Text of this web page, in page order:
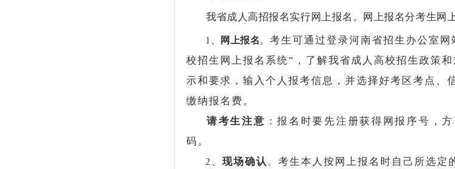
我省成人高招报名实行网上报名。网上报名分考生网
1、 网上报名。 考生可通过登录河南省招生办公室
校招生网上报名系统”，了解我省成人高校招生政策
示和要求，输入个人报考信息，并选择好考区考点、
缴纳报名费。
请考生注意 ：报名时要先注册获得网报序号，
码。
2、 现场确认 。 考生本人按网上报名时自己所选定